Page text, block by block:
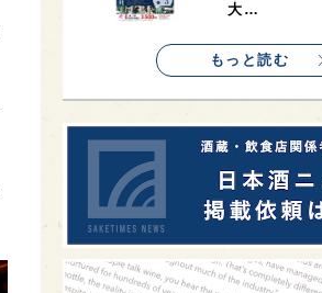
saketimes_image_4
大…
もっと読む